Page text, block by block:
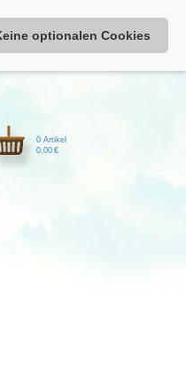
Login|Warenkorb
optionalen Cookies
0 Artikel
0,00 €